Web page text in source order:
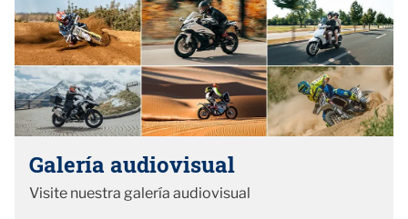
Galería audiovisual
Visite nuestra galería audiovisual